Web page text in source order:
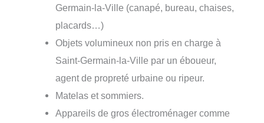
Germain-la-Ville (canapé, bureau, chaises,
placards…)
Objets volumineux non pris en charge à
Saint-Germain-la-Ville par un éboueur,
agent de propreté urbaine ou ripeur.
Matelas et sommiers.
Appareils de gros électroménager comme